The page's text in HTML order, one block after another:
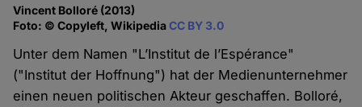
Vincent Bolloré (2013)
Foto: © Copyleft, WikipediaCC BY 3.0
Unter dem Namen "L’Institut de l’Espérance"
("Institut der Hoffnung") hat der Medienunternehmer
einen neuen politischen Akteur geschaffen. Bolloré,